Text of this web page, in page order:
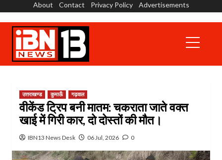
content
About Contact Privacy Policy Advertisements
Menu
उत्तराखण्ड कुमाऊँ गढ़वाल
वीकेंड ट्रिप बनी मातम: चकराता जाते वक्त
खाई में गिरी कार, दो दोस्तों की मौत।
IBN13 News Desk 06 Jul, 2026 0